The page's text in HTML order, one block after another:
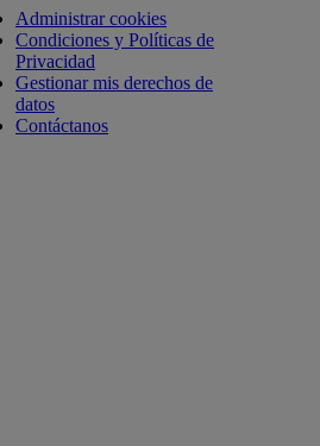
Administrar cookies
Condiciones y Políticas de
Privacidad
Gestionar mis derechos de
datos
Contáctanos